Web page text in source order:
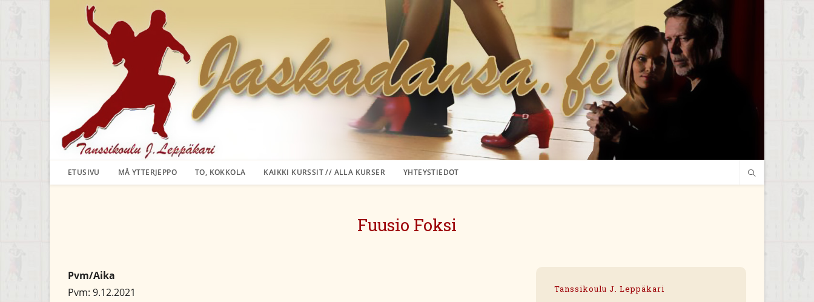
ETUSIVU MÅ YTTERJEPPO TO, KOKKOLA KAIKKI KURSSIT // ALLA KURSER YHTEYSTIEDOT
Fuusio Foksi
Pvm/Aika
Pvm: 9.12.2021
Tanssikoulu J. Leppäkari